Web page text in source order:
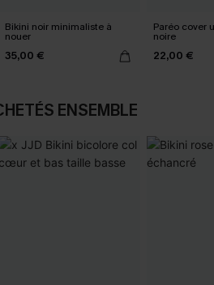
Bikini noir minimaliste à
nouer
35,00 €
Paréo cover
noire
22,00 €
ENSEMBLE